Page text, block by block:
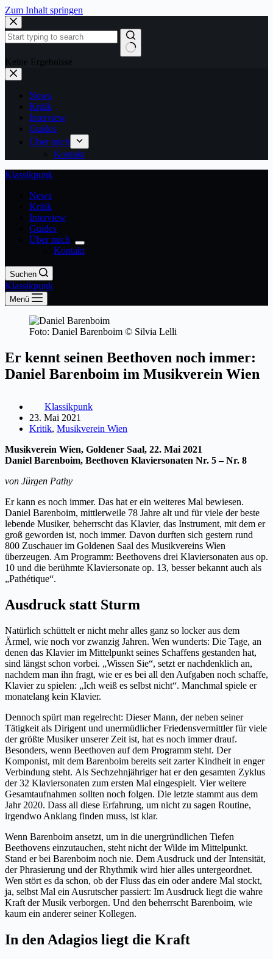
Zum Inhalt springen
Keine Ergebnisse
News
Kritik
Interview
Guides
Über mich
Kontakt
Klassikpunk
News
Kritik
Interview
Guides
Über mich
Kontakt
Suchen
Klassikpunk
Menü
Foto: Daniel Barenboim © Silvia Lelli
Er kennt seinen Beethoven noch immer:
Daniel Barenboim im Musikverein Wien
Klassikpunk
23. Mai 2021
Kritik, Musikverein Wien
Musikverein Wien, Goldener Saal, 22. Mai 2021
Daniel Barenboim, Beethoven Klaviersonaten Nr. 5 – Nr. 8
von Jürgen Pathy
Er kann es noch immer. Das hat er ein weiteres Mal bewiesen.
Daniel Barenboim, mittlerweile 78 Jahre alt und für viele der beste
lebende Musiker, beherrscht das Klavier, das Instrument, mit dem er
groß geworden ist, noch immer. Davon durften sich gestern rund
800 Zuschauer im Goldenen Saal des Musikvereins Wien
überzeugen. Am Programm: Beethovens drei Klaviersonaten aus op.
10 und die berühmte Klaviersonate op. 13, besser bekannt auch als
„Pathétique“.
Ausdruck statt Sturm
Natürlich schüttelt er nicht mehr alles ganz so locker aus dem
Ärmel, wie noch vor zwanzig Jahren. Wen wunderts: Die Tage, an
denen das Klavier im Mittelpunkt seines Schaffens gestanden hat,
sind längst schon vorbei. „Wissen Sie“, setzt er nachdenklich an,
nachdem man ihn fragt, wie er es bei all den Aufgaben noch schaffe,
Klavier zu spielen: „Ich weiß es selbst nicht“. Manchmal spiele er
monatelang kein Klavier.
Dennoch spürt man regelrecht: Dieser Mann, der neben seiner
Tätigkeit als Dirigent und unermüdlicher Friedensvermittler für viele
der größte Musiker unserer Zeit ist, hat es noch immer drauf.
Besonders, wenn Beethoven auf dem Programm steht. Der
Komponist, mit dem Barenboim bereits seit zarter Kindheit in enger
Verbindung steht. Als Sechzehnjähriger hat er den gesamten Zyklus
der 32 Klaviersonaten zum ersten Mal eingespielt. Vier weitere
Gesamtaufnahmen sollten noch folgen. Die letzte stammt aus dem
Jahr 2020. Dass all diese Erfahrung, um nicht zu sagen Routine,
irgendwo Anklang finden muss, ist klar.
Wenn Barenboim ansetzt, um in die unergründlichen Tiefen
Beethovens einzutauchen, steht nicht der Wilde im Mittelpunkt.
Stand er bei Barenboim noch nie. Dem Ausdruck und der Intensität,
der Phrasierung und der Rhythmik wird hier alles untergeordnet.
Wen stört es da schon, ob der Fluss das ein oder andere Mal stockt,
ja, selbst Mal ein Ausrutscher passiert: Im Ausdruck liegt die wahre
Kraft der Musik verborgen. Und den beherrscht Barenboim, wie
kaum ein anderer seiner Kollegen.
In den Adagios liegt die Kraft